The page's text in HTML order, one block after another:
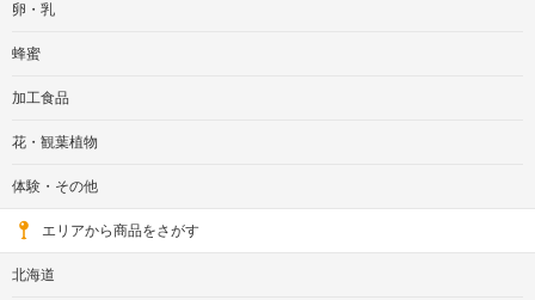
卵・乳
蜂蜜
加工食品
花・観葉植物
体験・その他
エリアから商品をさがす
北海道